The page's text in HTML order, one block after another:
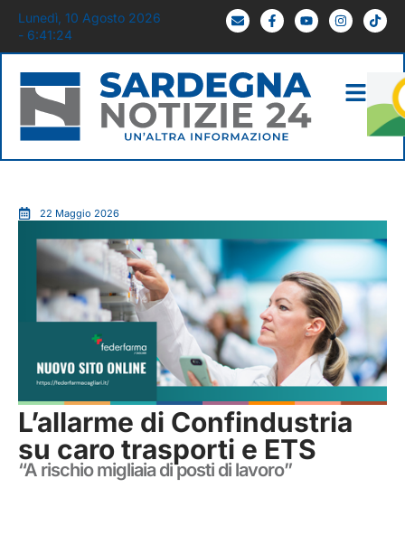
Lunedì, 10 Agosto 2026
- 6:41:25
22 Maggio 2026
L’allarme di Confindustria
su caro trasporti e ETS
“A rischio migliaia di posti di lavoro”